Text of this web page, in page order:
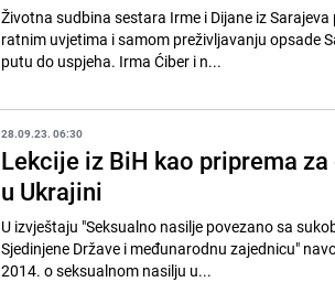
Životna sudbina sestara Irme i Dijane iz
ratnim uvjetima i samom preživljavanju opsade
putu do uspjeha. Irma Ćiber i n...
28.09.23. 06:30
Lekcije iz BiH kao priprema
u Ukrajini
U izvještaju "Seksualno nasilje povezano sa
Sjedinjene Države i međunarodnu zajednicu"
2014. o seksualnom nasilju u...